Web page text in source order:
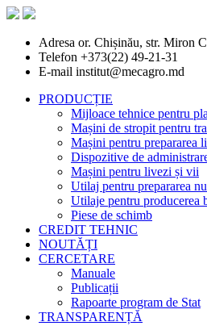
Adresa or. Chișinău, str. Miron
Telefon +373(22) 49-21-31
E-mail institut@mecagro.md
PRODUCȚIE
Mijloace tehnice pentru
Mașini de stropit pentru
Mașini pentru prepararea
Dispozitive de
Mașini pentru livezi și vii
Utilaj pentru prepararea
Utilaje pentru producerea
Piese de schimb
CREDIT TEHNIC
NOUTĂȚI
CERCETARE
Manuale
Publicații
Rapoarte program de Stat
TRANSPARENȚĂ